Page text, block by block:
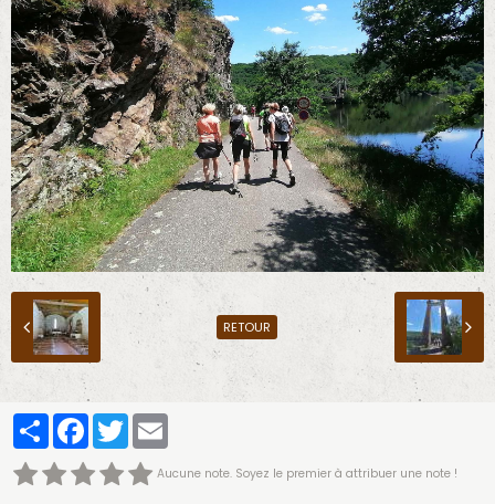
Évènements
Albums Photos
Contact
Annuaire
Infos - Discussions
RETOUR
PartagerFacebook
Twitter
Aucune note. Soyez le premier à attribuer une note !